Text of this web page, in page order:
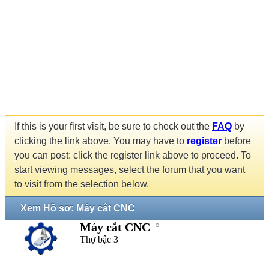
If this is your first visit, be sure to check out the FAQ by
clicking the link above. You may have to register before
you can post: click the register link above to proceed. To
start viewing messages, select the forum that you want
to visit from the selection below.
Xem Hồ sơ: Máy cắt CNC
Máy cắt CNC
Thợ bậc 3